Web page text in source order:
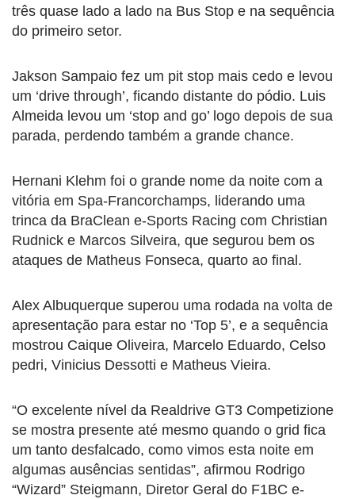
três quase lado a lado na Bus Stop e na sequência
do primeiro setor.
Jakson Sampaio fez um pit stop mais cedo e levou
um ‘drive through’, ficando distante do pódio. Luis
Almeida levou um ‘stop and go’ logo depois de sua
parada, perdendo também a grande chance.
Hernani Klehm foi o grande nome da noite com a
vitória em Spa-Francorchamps, liderando uma
trinca da BraClean e-Sports Racing com Christian
Rudnick e Marcos Silveira, que segurou bem os
ataques de Matheus Fonseca, quarto ao final.
Alex Albuquerque superou uma rodada na volta de
apresentação para estar no ‘Top 5’, e a sequência
mostrou Caique Oliveira, Marcelo Eduardo, Celso
pedri, Vinicius Dessotti e Matheus Vieira.
“O excelente nível da Realdrive GT3 Competizione
se mostra presente até mesmo quando o grid fica
um tanto desfalcado, como vimos esta noite em
algumas ausências sentidas”, afirmou Rodrigo
“Wizard” Steigmann, Diretor Geral do F1BC e-